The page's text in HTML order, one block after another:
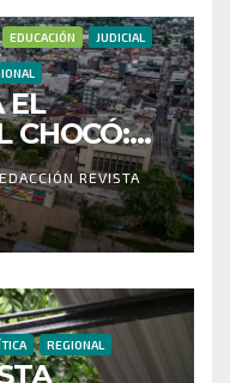
EDUCACIÓN JUDICIAL
EL
CHOCÓ:
LA
REVISTA
REGIONAL